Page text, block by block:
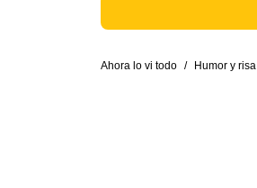
Ahora lo vi todo / Humor y risa